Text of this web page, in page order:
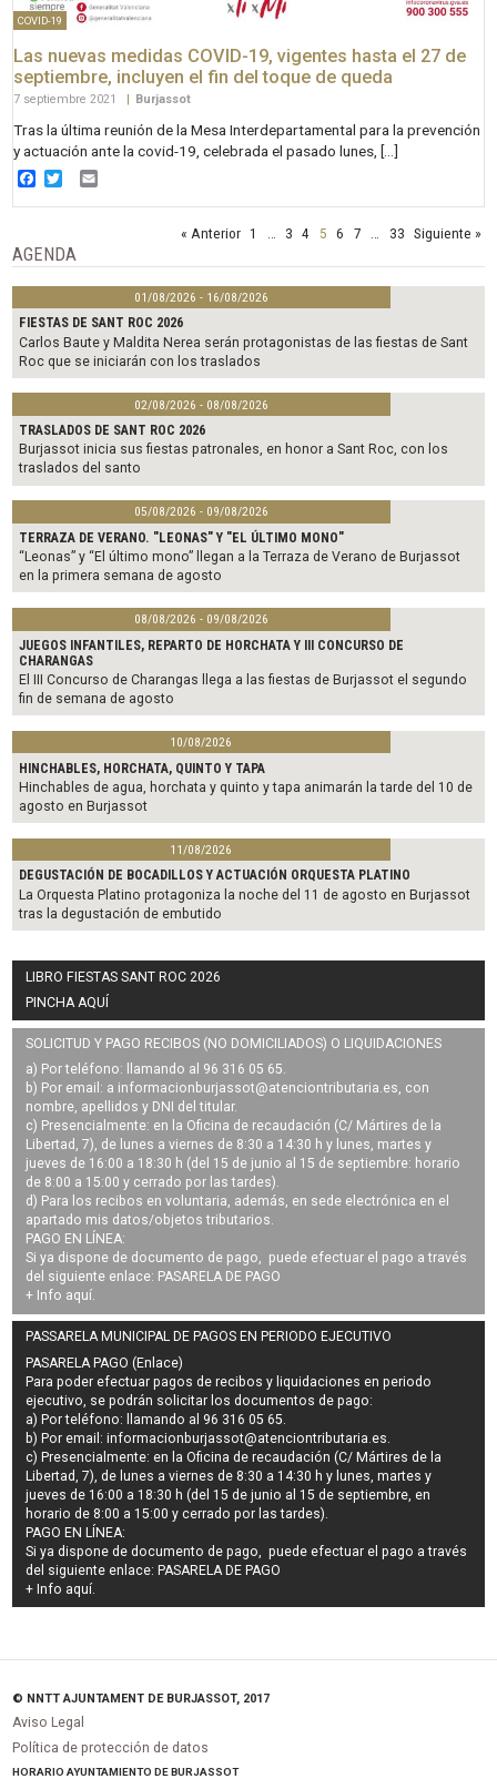
COVID-19
Las nuevas medidas COVID-19, vigentes hasta el 27 de
septiembre, incluyen el fin del toque de queda
7 septiembre 2021 | Burjassot
Tras la última reunión de la Mesa Interdepartamental para la prevención
y actuación ante la covid-19, celebrada el pasado lunes, […]
Facebook
Twitter
« Anterior 1 3 4 5 6 7 33 Siguiente »
AGENDA
01/08/2026 - 16/08/2026
FIESTAS DE SANT ROC 2026
Carlos Baute y Maldita Nerea serán protagonistas de las fiestas de Sant
Roc que se iniciarán con los traslados
02/08/2026 - 08/08/2026
TRASLADOS DE SANT ROC 2026
Burjassot inicia sus fiestas patronales, en honor a Sant Roc, con los
traslados del santo
05/08/2026 - 09/08/2026
TERRAZA DE VERANO. "LEONAS" Y "EL ÚLTIMO MONO"
“Leonas” y “El último mono” llegan a la Terraza de Verano de Burjassot
en la primera semana de agosto
08/08/2026 - 09/08/2026
JUEGOS INFANTILES, REPARTO DE HORCHATA Y III CONCURSO DE
CHARANGAS
El III Concurso de Charangas llega a las fiestas de Burjassot el segundo
fin de semana de agosto
10/08/2026
HINCHABLES, HORCHATA, QUINTO Y TAPA
Hinchables de agua, horchata y quinto y tapa animarán la tarde del 10 de
agosto en Burjassot
11/08/2026
DEGUSTACIÓN DE BOCADILLOS Y ACTUACIÓN ORQUESTA PLATINO
La Orquesta Platino protagoniza la noche del 11 de agosto en Burjassot
tras la degustación de embutido
LIBRO FIESTAS SANT ROC 2026
PINCHA AQUÍ
SOLICITUD Y PAGO RECIBOS (NO DOMICILIADOS) O LIQUIDACIONES
a) Por teléfono: llamando al 96 316 05 65.
b) Por email: a informacionburjassot@atenciontributaria.es, con
nombre, apellidos y DNI del titular.
c) Presencialmente: en la Oficina de recaudación (C/ Mártires de la
Libertad, 7), de lunes a viernes de 8:30 a 14:30 h y lunes, martes y
jueves de 16:00 a 18:30 h (del 15 de junio al 15 de septiembre: horario
de 8:00 a 15:00 y cerrado por las tardes).
d) Para los recibos en voluntaria, además, en sede electrónica en el
apartado mis datos/objetos tributarios.
PAGO EN LÍNEA:
Si ya dispone de documento de pago, puede efectuar el pago a través
del siguiente enlace: PASARELA DE PAGO
+ Info aquí.
PASSARELA MUNICIPAL DE PAGOS EN PERIODO EJECUTIVO
PASARELA PAGO (Enlace)
Para poder efectuar pagos derecibos y liquidaciones en periodo
ejecutivo , se podrán solicitar los documentos de pago:
a) Por teléfono: llamando al 96 316 05 65.
b) Por email:informacionburjassot@atenciontributaria.es
c) Presencialmente: en la Oficina de recaudación (C/ Mártires de la
Libertad, 7), de lunes a viernes de 8:30 a 14:30 h y lunes, martes y
jueves de 16:00 a 18:30 h (del 15 de junio al 15 de septiembre, en
horario de 8:00 a 15:00 y cerrado por las tardes).
PAGO EN LÍNEA:
Si ya dispone de documento de pago, puede efectuar el pago a través
del siguiente enlace:PASARELA DE PAGO
+ Info aquí
© NNTT AJUNTAMENT DE BURJASSOT, 2017
Aviso Legal
Política de protección de datos
HORARIO AYUNTAMIENTO DE BURJASSOT